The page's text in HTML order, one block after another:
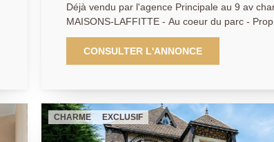
Déjà vendu par l'agence Principale au 9 av
MAISONS-LAFFITTE - Au coeur du parc -
au rez-de chaussée vaste réception donnant
indépendante et suite parentale avec salle de
se compose de 3 chambres (possibilité 4), une
édifié sur une parcelle de 975 m2 arborée. Agence Principale - AP:
01 39.62.04.04
CONSULTER L'ANNONCE
CHARME EXCLUSIF